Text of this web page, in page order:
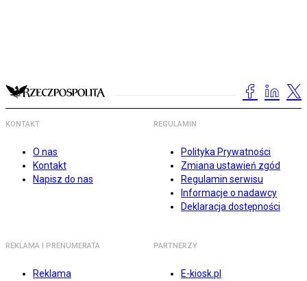
KONTAKT
O nas
Kontakt
Napisz do nas
REGULAMIN
Polityka Prywatności
Zmiana ustawień zgód
Regulamin serwisu
Informacje o nadawcy
Deklaracja dostępności
REKLAMA I PRENUMERATA
Reklama
PARTNERZY
E-kiosk.pl